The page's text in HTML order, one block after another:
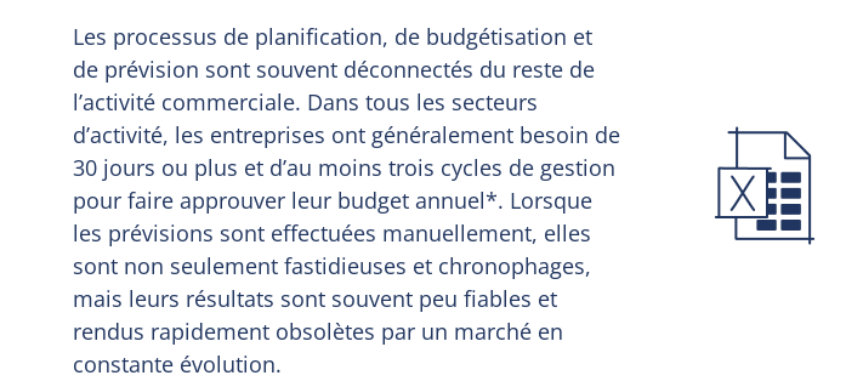
Les processus de planification, de budgétisation et
de prévision sont souvent déconnectés du reste de
l’activité commerciale. Dans tous les secteurs
d’activité, les entreprises ont généralement besoin de
30 jours ou plus et d’au moins trois cycles de gestion
pour faire approuver leur budget annuel*. Lorsque
les prévisions sont effectuées manuellement, elles
sont non seulement fastidieuses et chronophages,
mais leurs résultats sont souvent peu fiables et
rendus rapidement obsolètes par un marché en
constante évolution.